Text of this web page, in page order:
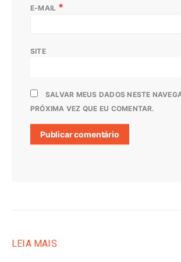
E-MAIL *
SITE
SALVAR MEUS DADOS NESTE
PRÓXIMA VEZ QUE EU COMENTAR.
LEIA MAIS